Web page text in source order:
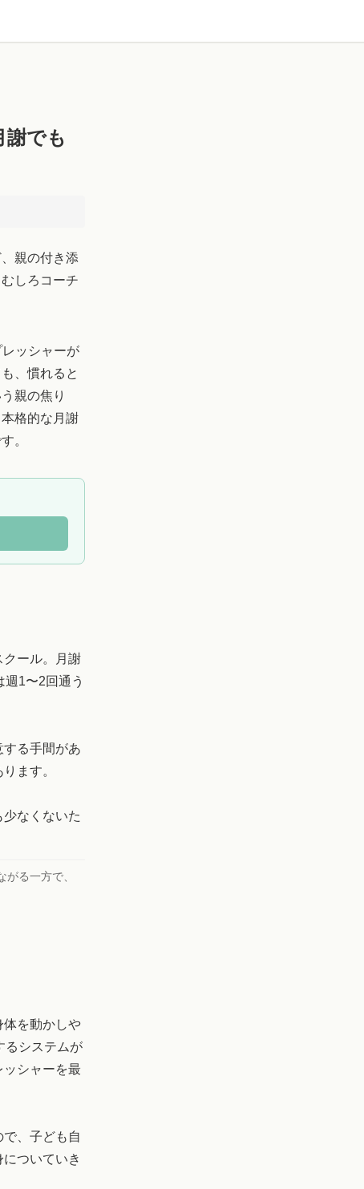
謝でも
親の付き添
しろコーチ
ッシャーが
、慣れると
親の焦り
格的な月謝
。
クール。月謝
1〜2回通う
る手間があ
ます。
なくないた
る一方で、
体を動かしや
るシステムが
シャーを最
、子ども自
ついていき